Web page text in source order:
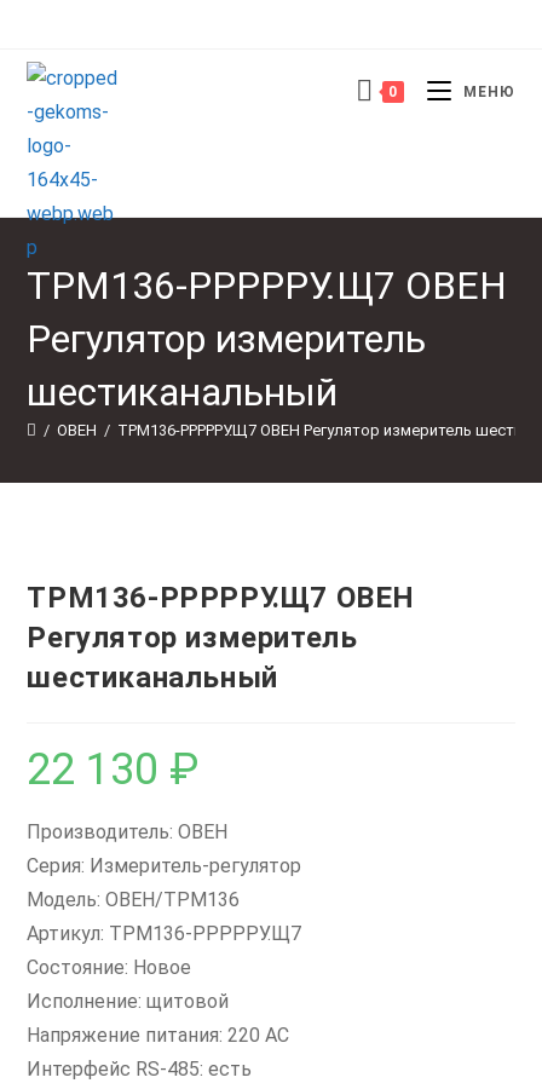
содержимому
0 МЕНЮ
ТРМ136-РРРРРУ.Щ7 ОВЕН
Регулятор измеритель
шестиканальный
/ ОВЕН / ТРМ136-РРРРРУ.Щ7 ОВЕН Регулятор измеритель
ТРМ136-РРРРРУ.Щ7 ОВЕН
Регулятор измеритель
шестиканальный
22 130 ₽
Производитель: ОВЕН
Серия: Измеритель-регулятор
Модель: ОВЕН/ТРМ136
Артикул: ТРМ136-РРРРРУ.Щ7
Состояние: Новое
Исполнение: щитовой
Напряжение питания: 220 AC
Интерфейс RS-485: есть